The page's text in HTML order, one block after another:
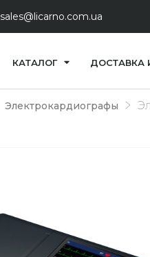
sales@licarno.com.ua
КАТАЛОГ ДОСТАВКА
Электрокардиографы